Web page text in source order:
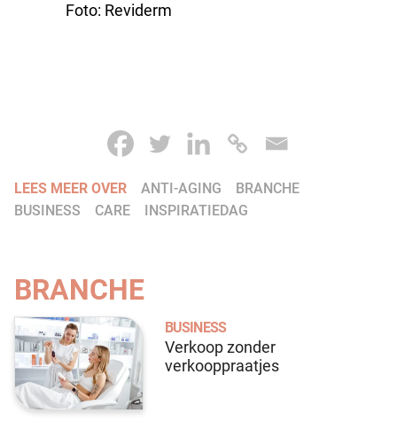
Foto: Reviderm
LEES MEER OVER ANTI-AGING
BRANCHE
BUSINESS
CARE INSPIRATIEDAG
BRANCHE
BUSINESS
Verkoop zonder
verkooppraatjes